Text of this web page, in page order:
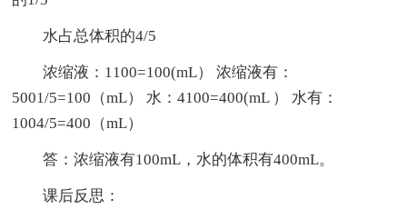
水占总体积的4/5
浓缩液：1100=100(mL） 浓缩液有：
5001/5=100（mL） 水：4100=400(mL ） 水有：
1004/5=400（mL）
答：浓缩液有100mL，水的体积有400mL。
课后反思：